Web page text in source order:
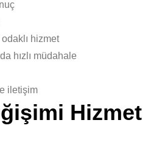
hizmet
hızlı müdahale
iletişim
Hizmet